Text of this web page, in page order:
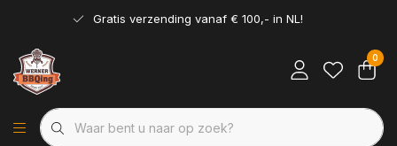
Gratis verzending vanaf € 100,- in NL!
0